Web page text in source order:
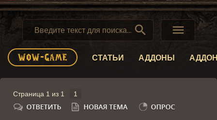
 
СТАТЬИ АДДОНЫ
Страница 1 из 1 1